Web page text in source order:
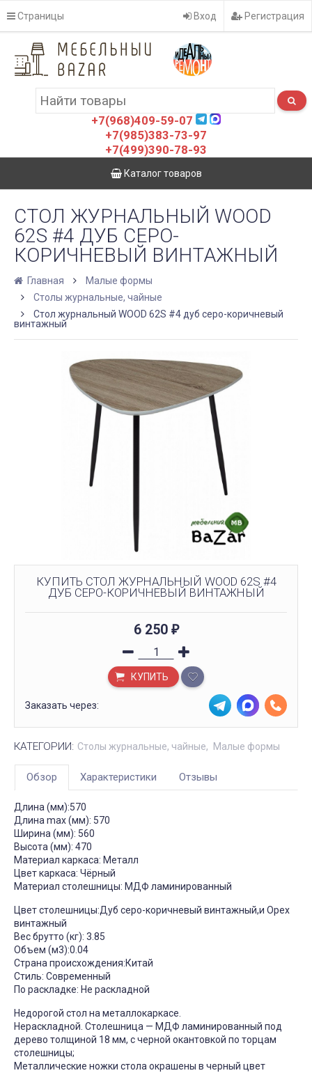
Страницы Вход Регистрация
+7(968)409-59-07
+7(985)383-73-97
+7(499)390-78-93
Каталог товаров
СТОЛ ЖУРНАЛЬНЫЙ WOOD
62S #4 ДУБ СЕРО-
КОРИЧНЕВЫЙ ВИНТАЖНЫЙ
Главная
Малые формы
Столы журнальные, чайные
Стол журнальный WOOD 62S #4 дуб серо-коричневый
винтажный
КУПИТЬ СТОЛ ЖУРНАЛЬНЫЙ WOOD 62S #4
ДУБ СЕРО-КОРИЧНЕВЫЙ ВИНТАЖНЫЙ
6 250 ₽
КУПИТЬ
Заказать через:
КАТЕГОРИИ: Столы журнальные, чайные Малые формы
Обзор Характеристики Отзывы
Длина (мм):570
Длина max (мм): 570
Ширина (мм): 560
Высота (мм): 470
Материал каркаса: Металл
Цвет каркаса: Чёрный
Материал столешницы: МДФ ламинированный
Цвет столешницы:Дуб серо-коричневый винтажный,и Орех
винтажный
Вес брутто (кг): 3.85
Объем (м3):0.04
Страна происхождения:Китай
Стиль: Современный
По раскладке: Не раскладной
Недорогой стол на металлокаркасе.
Нераскладной. Столешница — МДФ ламинированный под
дерево толщиной 18 мм, с черной окантовкой по торцам
столешницы;
Металлические ножки стола окрашены в черный цвет